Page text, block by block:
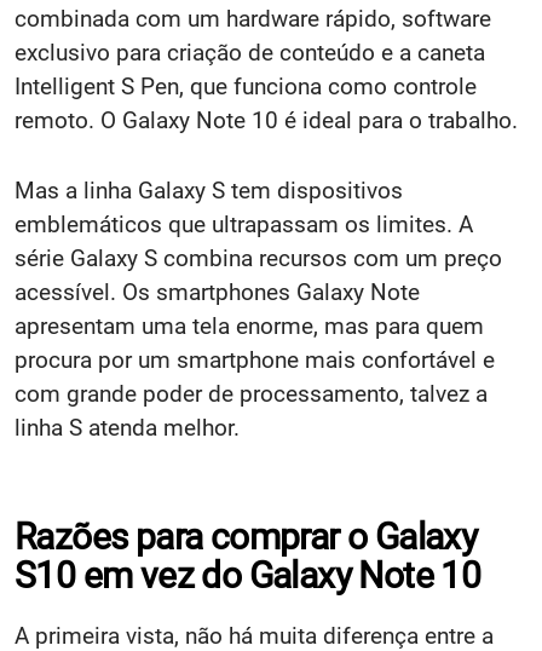
combinada com um hardware rápido, software
exclusivo para criação de conteúdo e a caneta
Intelligent S Pen, que funciona como controle
remoto. O Galaxy Note 10 é ideal para o trabalho.
Mas a linha Galaxy S tem dispositivos
emblemáticos que ultrapassam os limites. A
série Galaxy S combina recursos com um preço
acessível. Os smartphones Galaxy Note
apresentam uma tela enorme, mas para quem
procura por um smartphone mais confortável e
com grande poder de processamento, talvez a
linha S atenda melhor.
Razões para comprar o Galaxy
S10 em vez do Galaxy Note 10
A primeira vista, não há muita diferença entre a